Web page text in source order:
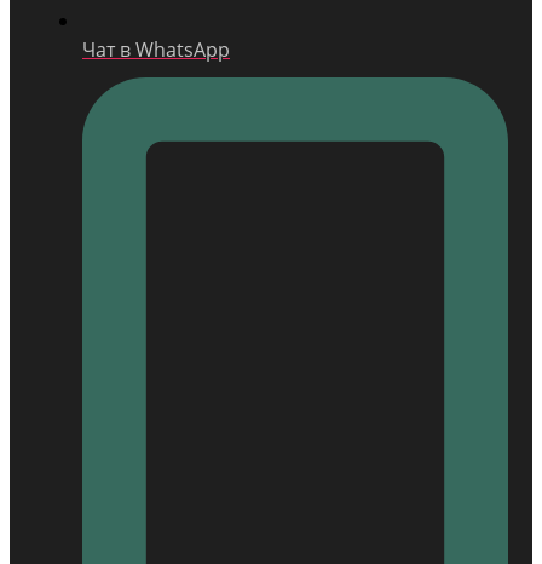
Чат в WhatsApp